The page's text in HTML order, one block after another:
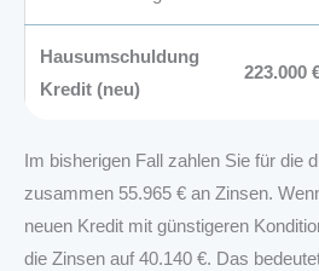
Hausumschuldung
Kredit (neu)
223.000
Im bisherigen Fall zahlen Sie für die
zusammen 55.965 € an Zinsen.
neuen Kredit mit günstigeren
die Zinsen auf 40.140 €. Das